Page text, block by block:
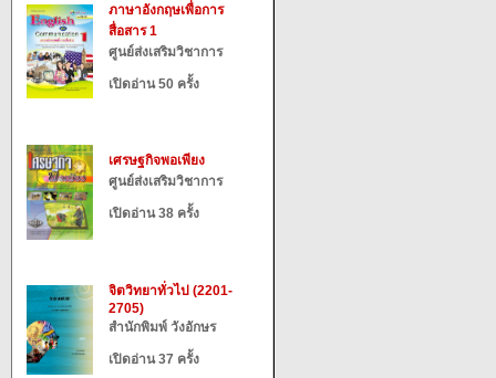
ภาษาอังกฤษเพื่อการ
สื่อสาร 1
ศูนย์ส่งเสริมวิชาการ
เปิดอ่าน 50 ครั้ง
เศรษฐกิจพอเพียง
ศูนย์ส่งเสริมวิชาการ
เปิดอ่าน 38 ครั้ง
จิตวิทยาทั่วไป (2201-
2705)
สำนักพิมพ์ วังอักษร
เปิดอ่าน 37 ครั้ง